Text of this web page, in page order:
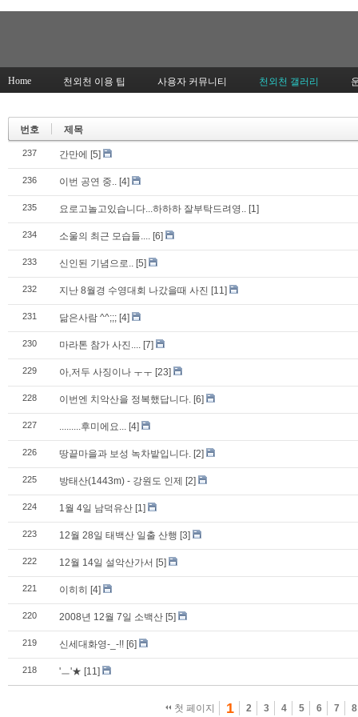
Home 천외천 이용 팁 사용자 커뮤니티 천외천 갤러리
번호 제목
237 간만에 [5]
236 이번 공연 중.. [4]
235 요로고놀고있습니다...하하하 잘부탁드려영.. [1]
234 소울의 최근 모습들.... [6]
233 신인된 기념으로.. [5]
232 지난 8월경 수영대회 나갔을때 사진 [11]
231 닮은사람 ^^;;; [4]
230 마라톤 참가 사진.... [7]
229 아,저두 사징이나 ㅜㅜ [23]
228 이번엔 치악산을 정복했답니다. [6]
227 .........후미에요... [4]
226 땅끝마을과 보성 녹차밭입니다. [2]
225 방태산(1443m) - 강원도 인제 [2]
224 1월 4일 남덕유산 [1]
223 12월 28일 태백산 일출 산행 [3]
222 12월 14일 설악산가서 [5]
221 이히히 [4]
220 2008년 12월 7일 소백산 [5]
219 신세대화영-_-!! [6]
218 'ㅡ'★ [11]
첫 페이지 1 2 3 4 5 6 7 8